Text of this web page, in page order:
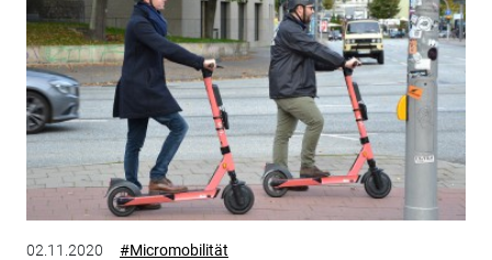
02.11.2020 #Micromobilität